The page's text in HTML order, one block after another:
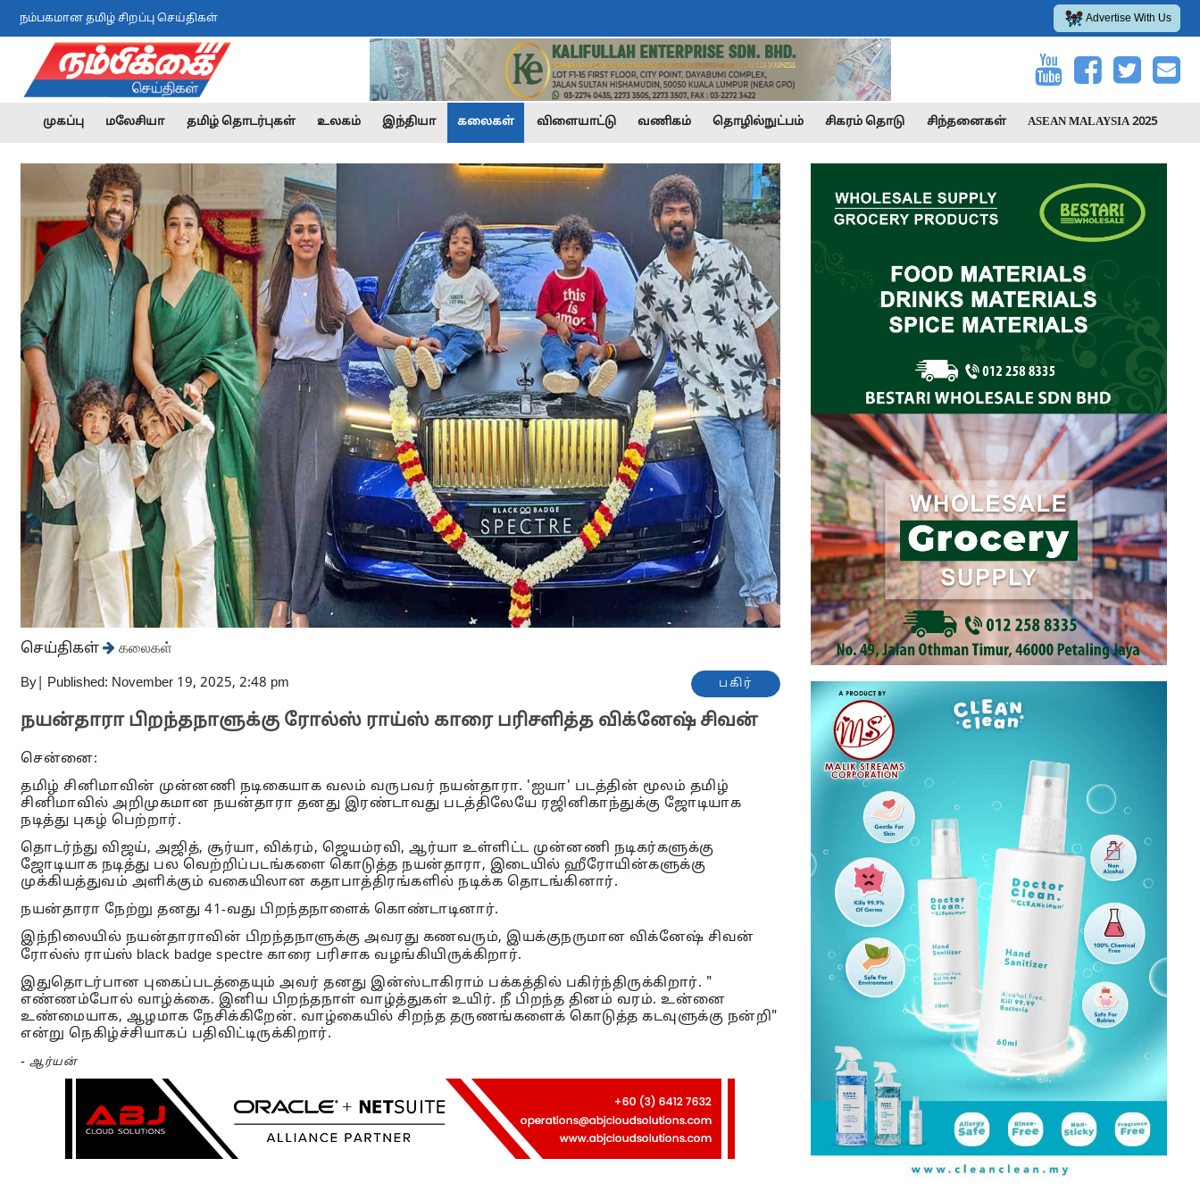
நம்பகமான தமிழ் சிறப்பு செய்திகள் Advertise With Us
முகப்பு மலேசியா தமிழ் தொடர்புகள் உலகம் இந்தியா கலைகள் விளையாட்டு வணிகம் தொழில்நுட்பம் சிகரம் தொடு சிந்தனைகள் ASEAN MALAYSIA 2025
செய்திகள் கலைகள்
By Published: November 19, 2025, 2:48 pm பகிர்
நயன்தாரா பிறந்தநாளுக்கு ரோல்ஸ் ராய்ஸ் காரை பரிசளித்த விக்னேஷ் சிவன்
சென்னை:
தமிழ் சினிமாவின் முன்னணி நடிகையாக வலம் வருபவர் நயன்தாரா. 'ஐயா' படத்தின் மூலம் தமிழ்
சினிமாவில் அறிமுகமான நயன்தாரா தனது இரண்டாவது படத்திலேயே ரஜினிகாந்துக்கு ஜோடியாக
நடித்து புகழ் பெற்றார்.
தொடர்ந்து விஜய், அஜித், சூர்யா, விக்ரம், ஜெயம்ரவி, ஆர்யா உள்ளிட்ட முன்னணி நடிகர்களுக்கு
ஜோடியாக நடித்து பல வெற்றிப்படங்களை கொடுத்த நயன்தாரா, இடையில் ஹீரோயின்களுக்கு
முக்கியத்துவம் அளிக்கும் வகையிலான கதாபாத்திரங்களில் நடிக்க தொடங்கினார்.
நயன்தாரா நேற்று தனது 41-வது பிறந்தநாளைக் கொண்டாடினார்.
இந்நிலையில் நயன்தாராவின் பிறந்தநாளுக்கு அவரது கணவரும், இயக்குநருமான விக்னேஷ் சிவன்
ரோல்ஸ் ராய்ஸ் black badge spectre காரை பரிசாக வழங்கியிருக்கிறார்.
இதுதொடர்பான புகைப்படத்தையும் அவர் தனது இன்ஸ்டாகிராம் பக்கத்தில் பகிர்ந்திருக்கிறார். "
எண்ணம்போல் வாழ்க்கை. இனிய பிறந்தநாள் வாழ்த்துகள் உயிர். நீ பிறந்த தினம் வரம். உன்னை
உண்மையாக, ஆழமாக நேசிக்கிறேன். வாழ்கையில் சிறந்த தருணங்களைக் கொடுத்த கடவுளுக்கு நன்றி"
என்று நெகிழ்ச்சியாகப் பதிவிட்டிருக்கிறார்.
- ஆர்யன்